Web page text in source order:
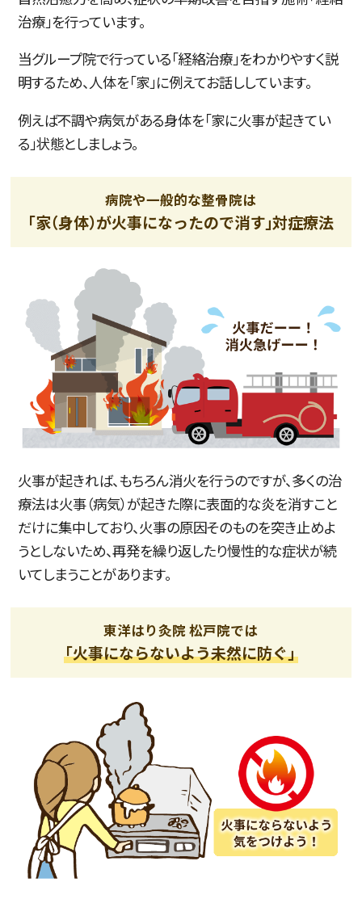
治療」を行っています。
当グループ院で行っている「経絡治療」をわかりやすく説
明するため、人体を「家」に例えてお話ししています。
例えば不調や病気がある身体を「家に火事が起きてい
る」状態としましょう。
病院や一般的な整骨院は
「家（身体）が火事になったので消す」対症療法
火事が起きれば、もちろん消火を行うのですが、多くの治
療法は火事（病気）が起きた際に表面的な炎を消すこと
だけに集中しており、火事の原因そのものを突き止めよ
うとしないため、再発を繰り返したり慢性的な症状が続
いてしまうことがあります。
東洋はり灸院 松戸院では
「火事にならないよう未然に防ぐ」